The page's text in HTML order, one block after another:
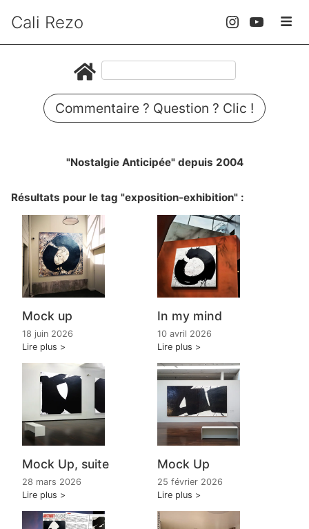
Cali Rezo
Commentaire ? Question ? Clic !
"Nostalgie Anticipée" depuis 2004
Résultats pour le tag "exposition-exhibition" :
Mock up
18 juin 2026
Lire plus
In my mind
10 avril 2026
Lire plus
Mock Up, suite
28 mars 2026
Lire plus
Mock Up
25 février 2026
Lire plus